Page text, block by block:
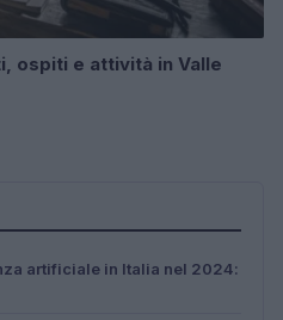
ospiti e attività in Valle
artificiale in Italia nel 2024: